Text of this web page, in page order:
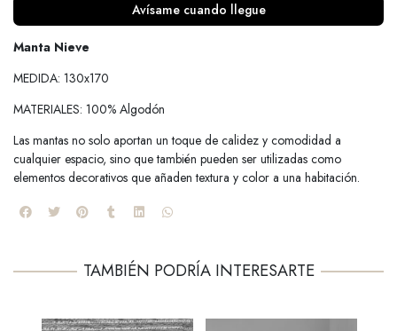
Avísame cuando llegue
Manta Nieve
MEDIDA: 130x170
MATERIALES: 100% Algodón
Las mantas no solo aportan un toque de calidez y comodidad a
cualquier espacio, sino que también pueden ser utilizadas como
elementos decorativos que añaden textura y color a una habitación.
TAMBIÉN PODRÍA INTERESARTE